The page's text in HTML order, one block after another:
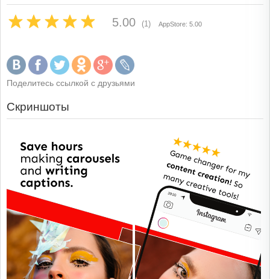
5.00 (1) AppStore: 5.00
Поделитесь ссылкой с друзьями
Скриншоты